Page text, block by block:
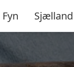
Fyn Sjælland